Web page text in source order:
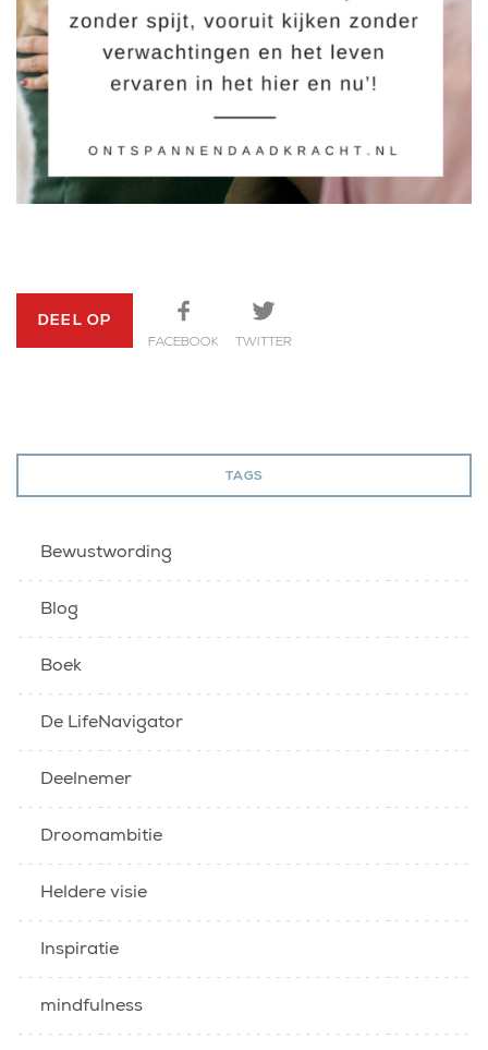
DEEL OP
FACEBOOK TWITTER
TAGS
Bewustwording
Blog
Boek
De LifeNavigator
Deelnemer
Droomambitie
Heldere visie
Inspiratie
mindfulness